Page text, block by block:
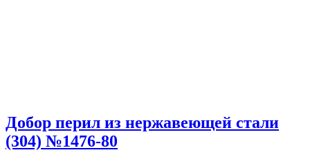
Добор перил из нержавеющей стали
(304) №1476-80